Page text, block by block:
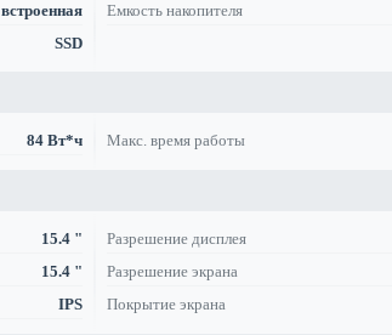
встроенная Емкость накопителя
SSD
84 Вт*ч Макс. время работы
15.4 " Разрешение дисплея
15.4 " Разрешение экрана
IPS Покрытие экрана